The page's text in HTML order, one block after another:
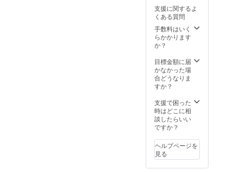
そして、
2017年5月に
当法人三番
目の施設と
して、特別
養護老人
ホームを中
目的福祉施
設である
「とらいふ
武蔵野」を
開設しまし
た。この
も回収
し再製
品化で
きるサ
ステナ
製品で
あり、
本企画
の理念
してい
ると判
断して
採用に
した。
製品の
詳細に
つきま
支援に関するよ
くある質問
手数料はいく
らかかります
か？
目標金額に届
かなかった場
合どうなりま
すか？
支援で困った
時はどこに相
談したらいい
ですか？
ヘルプページを
見る